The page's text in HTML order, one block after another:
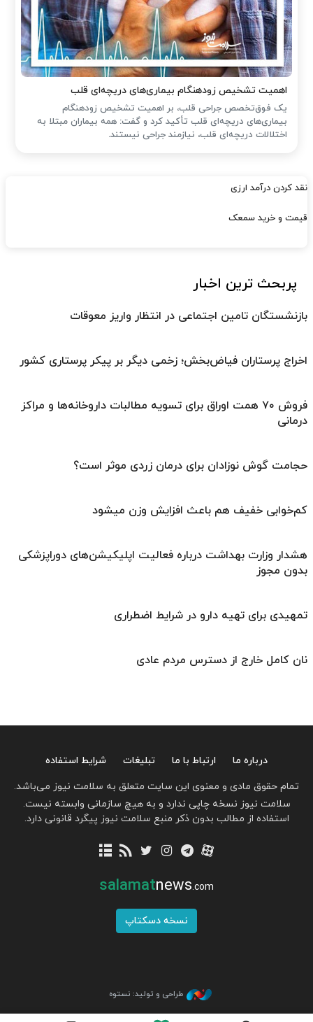
اهمیت تشخیص زودهنگام بیماری‌های دریچه‌ای قلب
یک فوق‌تخصص جراحی قلب، بر اهمیت تشخیص زودهنگام
بیماری‌های دریچه‌ای قلب تأکید کرد و گفت: همه بیماران مبتلا به
اختلالات دریچه‌ای قلب، نیازمند جراحی نیستند.
نقد کردن درآمد ارزی
قیمت و خرید سمعک
پربحث ترین اخبار
بازنشستگان تامین اجتماعی در انتظار واریز معوقات
اخراج پرستاران فیاض‌بخش؛ زخمی دیگر بر پیکر پرستاری کشور
فروش ۷۰ همت اوراق برای تسویه مطالبات داروخانه‌ها و مراکز
درمانی
حجامت گوش نوزادان برای درمان زردی موثر است؟
کم‌خوابی خفیف هم باعث افزایش وزن میشود
هشدار وزارت بهداشت درباره فعالیت اپلیکیشن‌های دوراپزشکی
بدون مجوز
تمهیدی برای تهیه دارو در شرایط اضطراری
نان کامل خارج از دسترس مردم عادی
درباره ما ارتباط با ما تبلیغات
شرایط استفاده
تمام حقوق مادی و معنوی این سایت متعلق به سلامت نیوز می‌باشد.
سلامت نیوز نسخه چاپی ندارد و به هیچ سازمانی وابسته نیست.
استفاده از مطالب بدون ذکر منبع سلامت نیوز پیگرد قانونی دارد.
salamatnews.com
نسخه دسکتاپ
طراحی و تولید: نستوه